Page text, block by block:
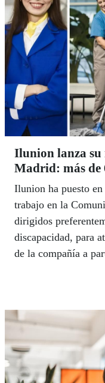
Ilunion lanza su
Madrid: más de
Ilunion ha puesto
trabajo en la
dirigidos
discapacidad, para
de la compañía a